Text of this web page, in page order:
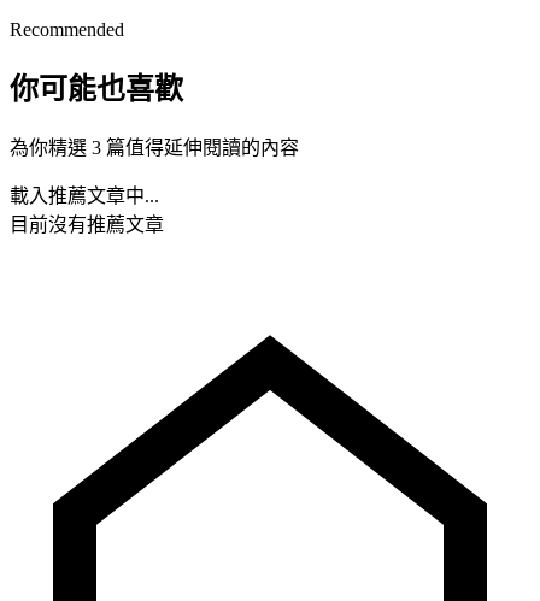
Recommended
你可能也喜歡
為你精選 3 篇值得延伸閱讀的內容
載入推薦文章中...
目前沒有推薦文章